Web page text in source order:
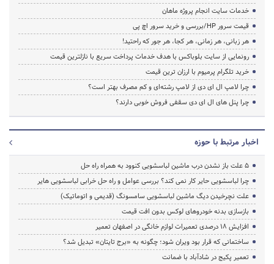
خدمات سایت انجام پروژه ماهان
قیمت سرور HP/بررسی و خرید سرور اچ پی
هر زبانی، هر زمانی، هر کجا، هر جور که راحتید!
رونمایی از سایت بلوباکس با هدف خدمات پرداخت سریع با نازلترین قیمت
خرید تلگرام پرمیوم با ارزان ترین قیمت
چرا لامپ ال ای دی از لامپ رشته‌ای و کم مصرف بهتر است؟
چرا پنل های ال ای دی سقفی فروش خوبی دارند؟
اخبار مرتبط با حوزه
5 علت باز نشدن درب ماشین لباسشویی کنوود به همراه راه حل
چرا لباسشویی حایر کار نمی کند؟ بررسی عوامل و راه حل خرابی لباسشویی هایر
علت نچرخیدن دیگ ماشین لباسشویی سامسونگ (قدیمی و اتوماتیک)
بازسازی بدنه خودروهای لوکس بدون افت قیمت
افزایش ۱۸ درصدی تعمیرات لوازم خانگی در اصفهان تعمیر
ساختمانی که قرار بود ویران شود؛ چگونه به «برج تایتان» تبدیل شد؟
تعمیر پکیج در شادآباد با ضمانت